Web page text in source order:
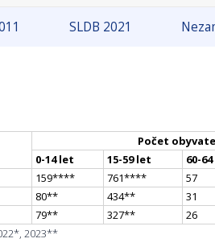
SLDB 2021
Počet
0-14 let 15-59 let 60-
159**** 761**** 57
80** 434** 31
79** 327** 26
2023**